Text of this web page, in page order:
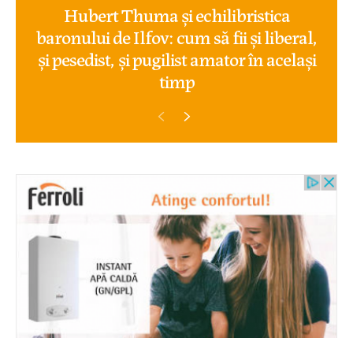
Hubert Thuma și echilibristica
baronului de Ilfov: cum să fii și liberal,
și pesedist, și pugilist amator în același
timp